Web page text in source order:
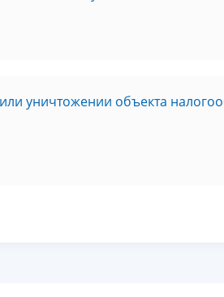
уничтожении объекта